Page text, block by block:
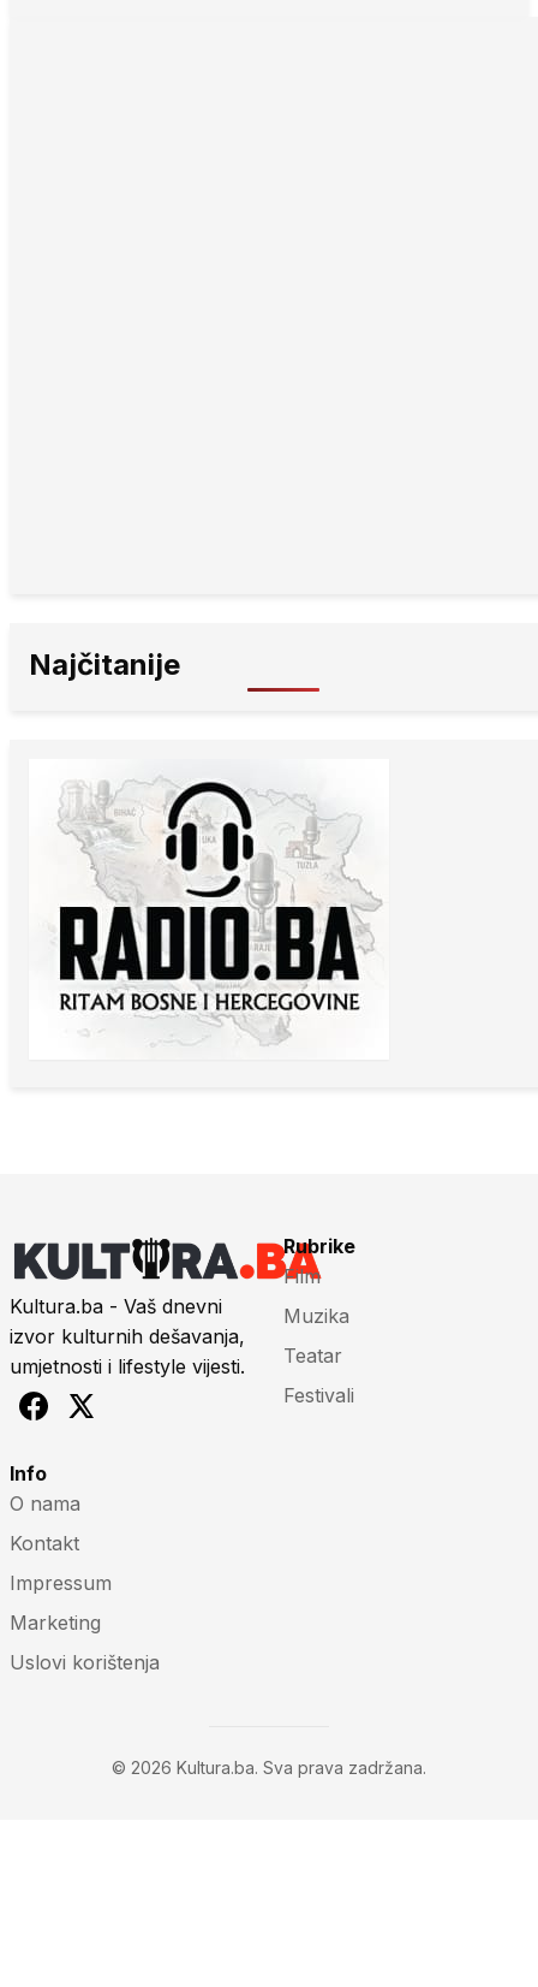
Najčitanije
Kultura.ba - Vaš dnevni
izvor kulturnih dešavanja,
umjetnosti i lifestyle vijesti.
Rubrike
Film
Muzika
Teatar
Festivali
Info
O nama
Kontakt
Impressum
Marketing
Uslovi korištenja
© 2026 Kultura.ba. Sva prava zadržana.